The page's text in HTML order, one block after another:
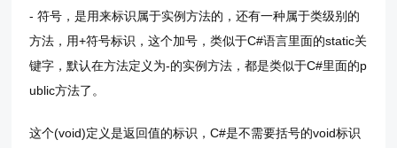
- 符号，是用来标识属于实例方法的，还有一种属于类级别的
方法，用+符号标识，这个加号，类似于C#语言里面的static关
键字，默认在方法定义为-的实例方法，都是类似于C#里面的p
ublic方法了。
这个(void)定义是返回值的标识，C#是不需要括号的void标识